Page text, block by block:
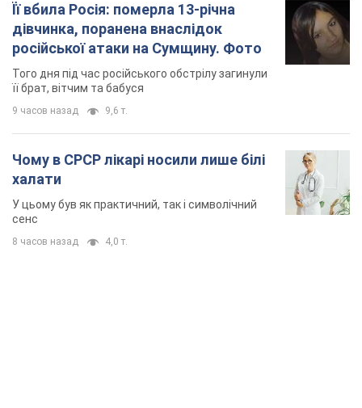
Її вбила Росія: померла 13-річна
дівчинка, поранена внаслідок
російської атаки на Сумщину. Фото
Того дня під час російського обстрілу загинули
її брат, вітчим та бабуся
9 часов назад 9,6 т.
Чому в СРСР лікарі носили лише білі
халати
У цьому був як практичний, так і символічний
сенс
8 часов назад 4,0 т.